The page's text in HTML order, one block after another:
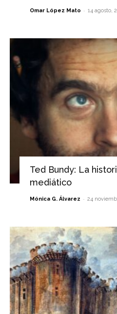
Omar López Mato - 14 agosto,
Ted Bundy: La
mediático
Mónica G. Álvarez - 24